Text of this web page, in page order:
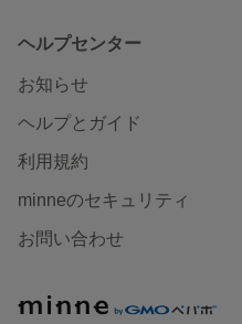
ヘルプセンター
お知らせ
ヘルプとガイド
利用規約
minneのセキュリティ
お問い合わせ